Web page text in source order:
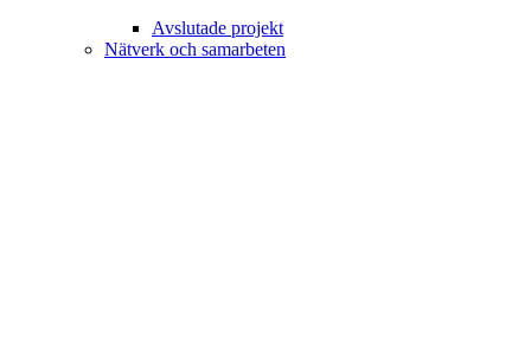
Avslutade projekt
Nätverk och samarbeten